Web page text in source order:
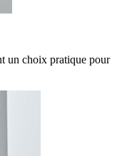
un choix pratique pour